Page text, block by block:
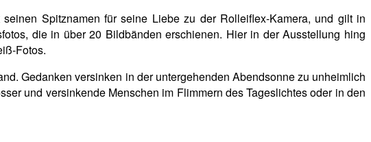
Spitznamen für seine Liebe zu der Rolleiflex-Kamera, und gilt in
die in über 20 Bildbänden erschienen. Hier in der Ausstellung hing
Fotos.
Gedanken versinken in der untergehenden Abendsonne zu unheimlich
und versinkende Menschen im Flimmern des Tageslichtes oder in den